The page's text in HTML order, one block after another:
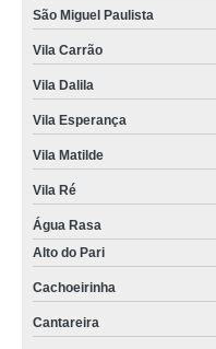
São Miguel Paulista
Vila Carrão
Vila Dalila
Vila Esperança
Vila Matilde
Vila Ré
Água Rasa
Alto do Pari
Cachoeirinha
Cantareira